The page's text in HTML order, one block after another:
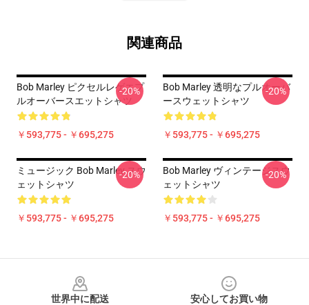
関連商品
Bob Marley ピクセルレゲエプ
ルオーバースエットシャツ
￥593,775 - ￥695,275
-20%
Bob Marley 透明なプルオーバ
ースウェットシャツ
￥593,775 - ￥695,275
-20%
ミュージック Bob Marley スウ
ェットシャツ
￥593,775 - ￥695,275
-20%
Bob Marley ヴィンテージスウ
ェットシャツ
￥593,775 - ￥695,275
-20%
世界中に配送
安心してお買い物